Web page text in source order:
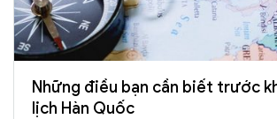
Những điều bạn cần biết trước
lịch Hàn Quốc